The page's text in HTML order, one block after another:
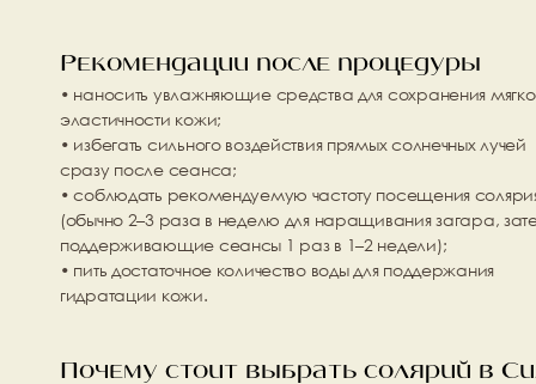
Рекомендации после процедуры
• наносить увлажняющие средства для сохранения
эластичности кожи;
• избегать сильного воздействия прямых солнечных лучей
сразу после сеанса;
• соблюдать рекомендуемую частоту посещения
(обычно 2–3 раза в неделю для наращивания загара,
поддерживающие сеансы 1 раз в 1–2 недели);
• пить достаточное количество воды для поддержания
гидратации кожи.
Почему стоит выбрать солярий в